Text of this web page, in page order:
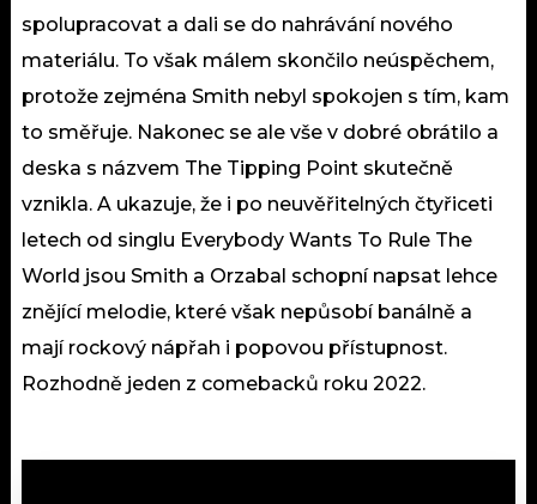
spolupracovat a dali se do nahrávání nového
materiálu. To však málem skončilo neúspěchem,
protože zejména Smith nebyl spokojen s tím, kam
to směřuje. Nakonec se ale vše v dobré obrátilo a
deska s názvem The Tipping Point skutečně
vznikla. A ukazuje, že i po neuvěřitelných čtyřiceti
letech od singlu Everybody Wants To Rule The
World jsou Smith a Orzabal schopní napsat lehce
znějící melodie, které však nepůsobí banálně a
mají rockový nápřah i popovou přístupnost.
Rozhodně jeden z comebacků roku 2022.